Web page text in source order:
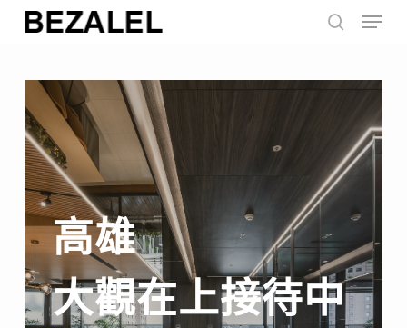
Skip
content
Menu
高雄
大觀在上接待中